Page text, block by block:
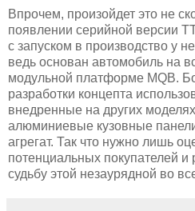
Впрочем, произойдет это не
появлении серийной версии
с запуском в производство у
ведь основан автомобиль на
модульной платформе MQB.
разработки концепта
внедренные на других
алюминиевые кузовные
агрегат. Так что нужно лишь
потенциальных покупателей
судьбу этой незаурядной во